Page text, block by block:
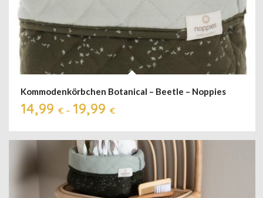
Kommodenkörbchen Botanical – Beetle – Noppies
14,99 € – 19,99 €